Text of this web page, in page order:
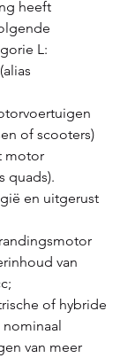
heeft
L:
of scooters)
motor
quads).
en uitgerust
van
of hybride
van meer